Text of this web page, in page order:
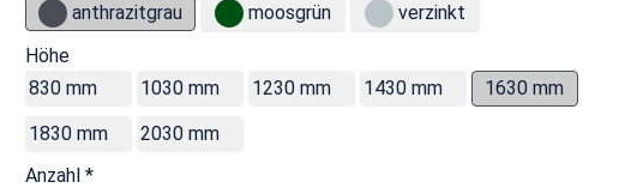
anthrazitgrau
moosgrün
verzinkt
Höhe
830 mm
1030 mm 1230 mm 1430 mm
1630 mm
1830 mm
2030 mm
Anzahl *